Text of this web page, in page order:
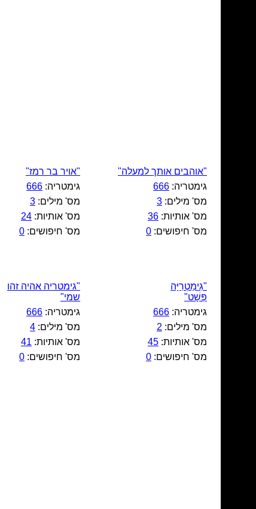
"אוהבים אותך למעלה"
גימטריה: 666
מס' מילים: 3
מס' אותיות: 36
מס' חיפושים: 0
"אויר בר רמז"
גימטריה: 666
מס' מילים: 3
מס' אותיות: 24
מס' חיפושים: 0
"גִימַטְרִיָּה
פְּשָׁט"
גימטריה: 666
מס' מילים: 2
מס' אותיות: 45
מס' חיפושים: 0
"גימטריה אהיה זהו
שמי"
גימטריה: 666
מס' מילים: 4
מס' אותיות: 41
מס' חיפושים: 0